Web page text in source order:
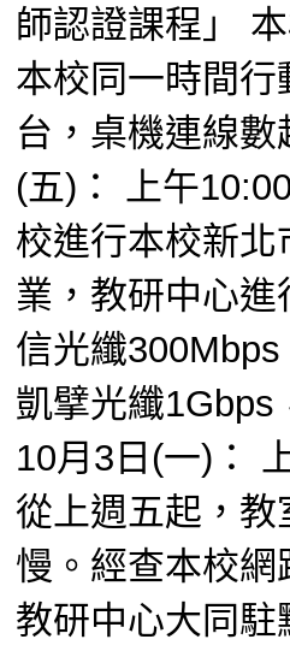
師認證課程」
本校同一時間
台，桌機連線
(五)： 上午
校進行本校新
業，教研中心
信光纖
凱擘光纖1Gbps
10月3日(一)：
從上週五起，
慢。經查本校
教研中心大同